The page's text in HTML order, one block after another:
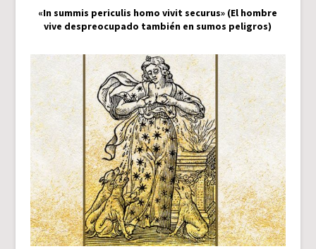
«In summis periculis homo vivit securus» (El hombre
vive despreocupado también en sumos peligros)